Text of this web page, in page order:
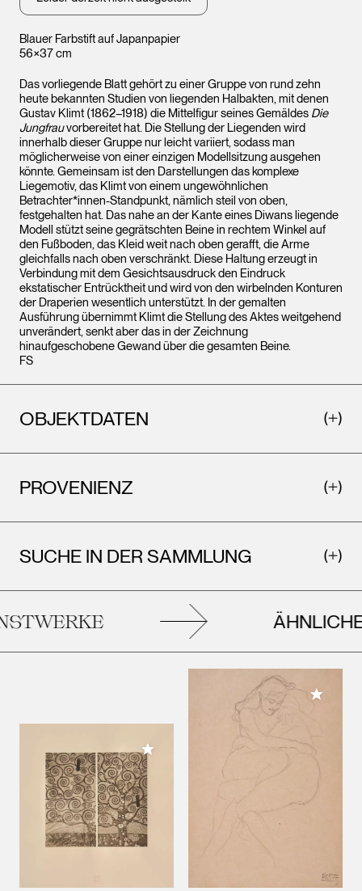
Blauer Farbstift auf Japanpapier
56×37 cm
Das vorliegende Blatt gehört zu einer Gruppe von rund zehn
heute bekannten Studien von liegenden Halbakten, mit denen
Gustav Klimt (1862–1918) die Mittelfigur seines Gemäldes Die
Jungfrauvorbereitet hat. Die Stellung der Liegenden wird
innerhalb dieser Gruppe nur leicht variiert, sodass man
möglicherweise von einer einzigen Modellsitzung ausgehen
könnte. Gemeinsam ist den Darstellungen das komplexe
Liegemotiv, das Klimt von einem ungewöhnlichen
Betrachter*innen-Standpunkt, nämlich steil von oben,
festgehalten hat. Das nahe an der Kante eines Diwans liegende
Modell stützt seine gegrätschten Beine in rechtem Winkel auf
den Fußboden, das Kleid weit nach oben gerafft, die Arme
gleichfalls nach oben verschränkt. Diese Haltung erzeugt in
Verbindung mit dem Gesichtsausdruck den Eindruck
ekstatischer Entrücktheit und wird von den wirbelnden Konturen
der Draperien wesentlich unterstützt. In der gemalten
Ausführung übernimmt Klimt die Stellung des Aktes weitgehend
unverändert, senkt aber das in der Zeichnung
hinaufgeschobene Gewand über die gesamten Beine.
FS
OBJEKTDATEN
PROVENIENZ
SUCHE IN DER SAMMLUNG
ÄHNLICHE
Meiner Sammlung hinzufügen
Meiner